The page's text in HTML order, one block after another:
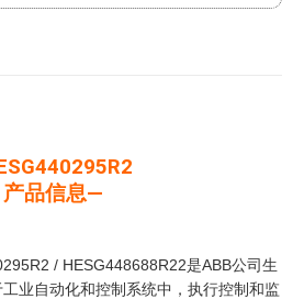
产品信息—
/ HESG448688R22是ABB公司生
业自动化和控制系统中，执行控制和监